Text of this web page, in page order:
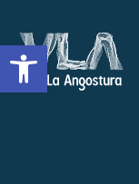
Abrir a